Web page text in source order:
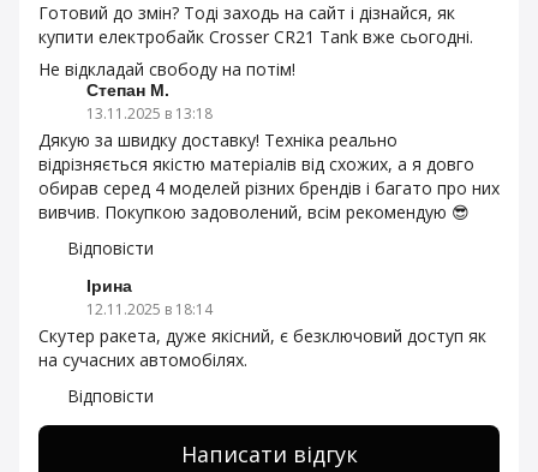
Готовий до змін? Тоді заходь на сайт і дізнайся, як
купити електробайк Crosser CR21 Tank вже сьогодні.
Не відкладай свободу на потім!
Степан М.
13.11.2025 в 13:18
Дякую за швидку доставку! Техніка реально
відрізняється якістю матеріалів від схожих, а я довго
обирав серед 4 моделей різних брендів і багато про них
вивчив. Покупкою задоволений, всім рекомендую 😎
Відповісти
Ірина
12.11.2025 в 18:14
Скутер ракета, дуже якісний, є безключовий доступ як
на сучасних автомобілях.
Відповісти
Написати відгук